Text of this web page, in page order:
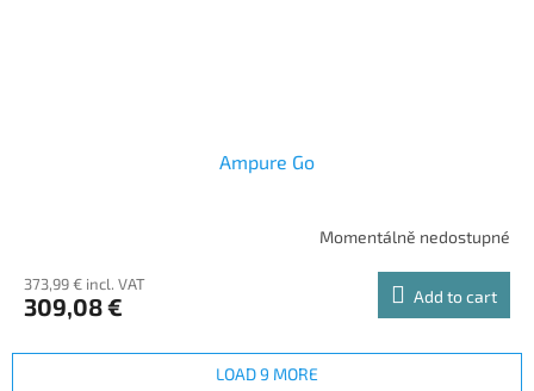
Ampure Go
Momentálně nedostupné
373,99 € incl. VAT
309,08 € Add to cart
LOAD 9 MORE